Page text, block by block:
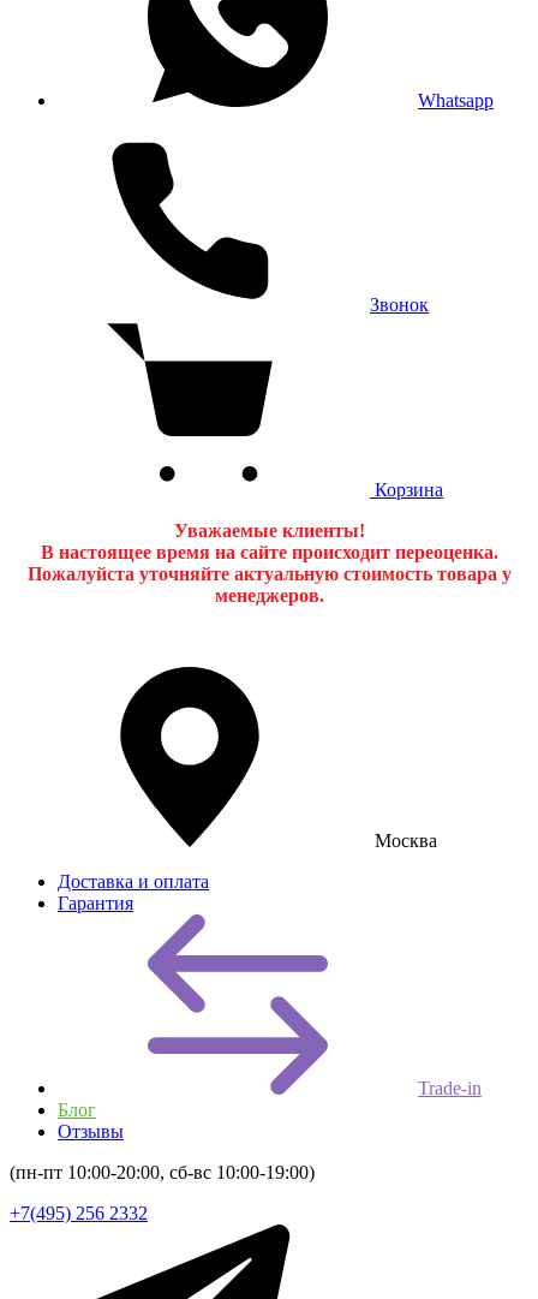
Whatsapp
Звонок
Корзина
Уважаемые клиенты!
В настоящее время на сайте происходит переоценка.
Пожалуйста уточняйте актуальную стоимость товара у
менеджеров.
Москва
Доставка и оплата
Гарантия
Trade-in
Блог
Отзывы
(пн-пт 10:00-20:00, сб-вс 10:00-19:00)
+7(495) 256 2332